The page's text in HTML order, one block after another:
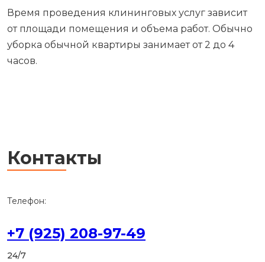
Время проведения клининговых услуг зависит
от площади помещения и объема работ. Обычно
уборка обычной квартиры занимает от 2 до 4
часов.
Контакты
Телефон:
+7 (925) 208-97-49
24/7